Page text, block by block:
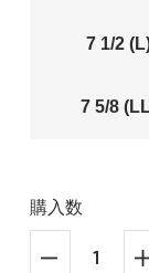
7 1/2
7 5/8
購入数